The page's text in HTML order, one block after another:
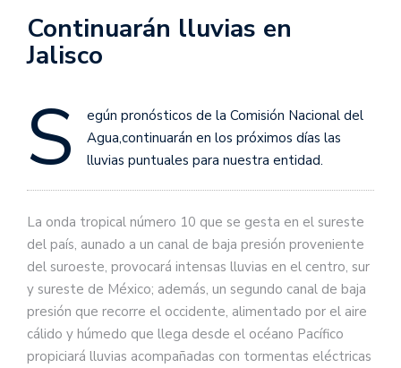
Continuarán lluvias en
Jalisco
S
egún pronósticos de la Comisión Nacional del
Agua,continuarán en los próximos días las
lluvias puntuales para nuestra entidad.
La onda tropical número 10 que se gesta en el sureste
del país, aunado a un canal de baja presión proveniente
del suroeste, provocará intensas lluvias en el centro, sur
y sureste de México; además, un segundo canal de baja
presión que recorre el occidente, alimentado por el aire
cálido y húmedo que llega desde el océano Pacífico
propiciará lluvias acompañadas con tormentas eléctricas